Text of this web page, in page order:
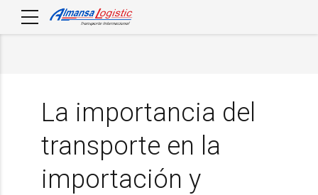
La importancia del
transporte en la
importación y